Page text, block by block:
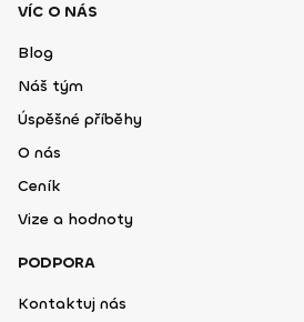
VÍC O NÁS
Blog
Náš tým
Úspěšné příběhy
O nás
Ceník
Vize a hodnoty
PODPORA
Kontaktuj nás